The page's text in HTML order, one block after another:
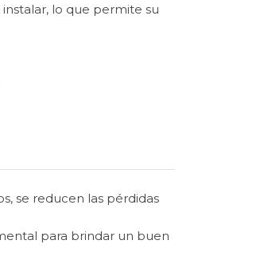
lo que permite su
se reducen las pérdidas
para brindar un buen